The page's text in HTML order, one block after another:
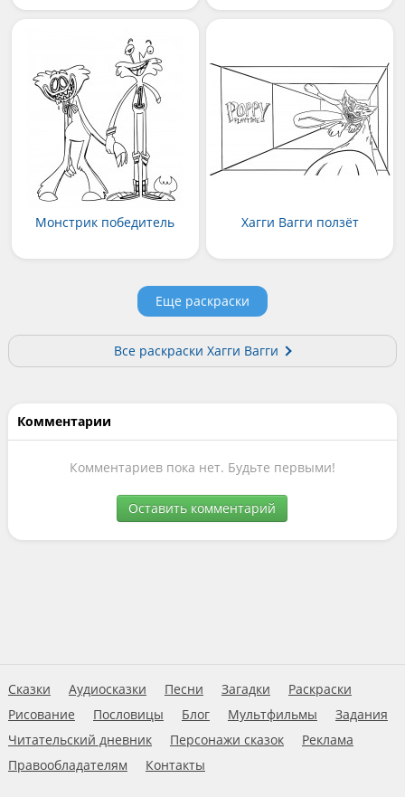
Монстрик победитель Хагги Вагги ползёт
Еще раскраски
Все раскраски Хагги Вагги
Комментарии
Комментариев пока нет. Будьте первыми!
Оставить комментарий
Сказки Аудиосказки Песни Загадки
Раскраски
Рисование
Пословицы Блог Мультфильмы
Задания
Читательский дневник
Персонажи сказок
Реклама
Правообладателям
Контакты